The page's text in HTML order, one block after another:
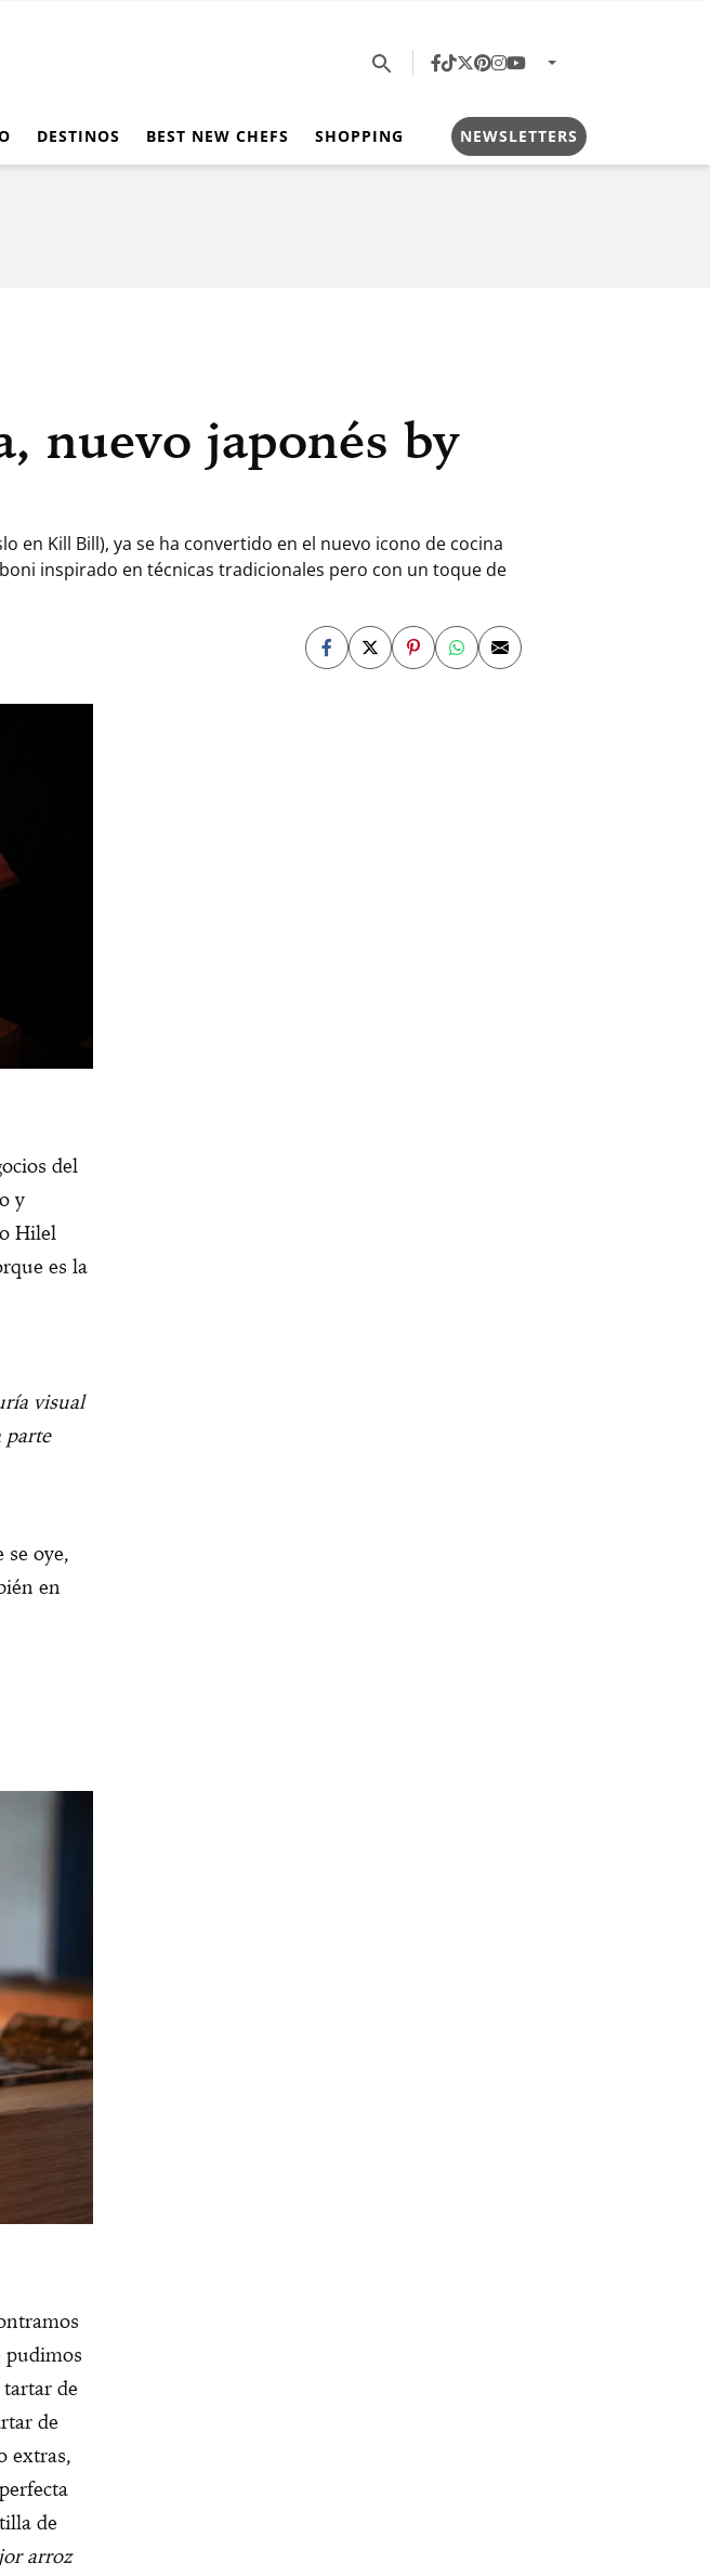
DESTINOS BEST NEW CHEFS SHOPPING NEWSLETTERS
nuevo japonés by
en Kill Bill), ya se ha convertido en el nuevo icono de cocina
inspirado en técnicas tradicionales pero con un toque de
del
y
Hilel
es la
visual
parte
se oye,
en
pudimos
de
de
extras,
de
arroz